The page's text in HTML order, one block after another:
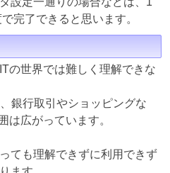
完了できると思います。
の世界では難しく理解できな
銀行取引やショッピングな
は広がっています。
ても理解できずに利用できず